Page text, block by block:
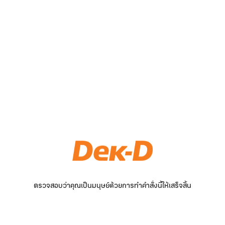
ตรวจสอบว่าคุณเป็นมนุษย์ด้วยการทำคำสั่งนี้ให้เสร็จสิ้น